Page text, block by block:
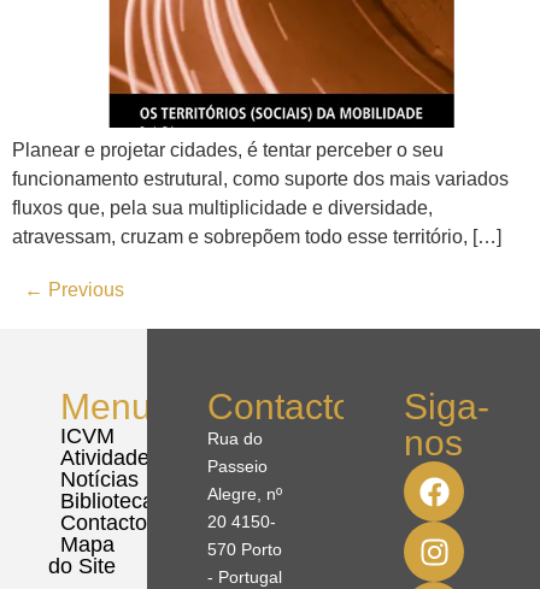
Planear e projetar cidades, é tentar perceber o seu
funcionamento estrutural, como suporte dos mais variados
fluxos que, pela sua multiplicidade e diversidade,
atravessam, cruzam e sobrepõem todo esse território, […]
← Previous
Menu
ICVM
Atividades
Notícias
Biblioteca
Contactos
Mapa
do Site
Contactos
Rua do
Passeio
Alegre, nº
20 4150-
570 Porto
- Portugal
Siga-
nos